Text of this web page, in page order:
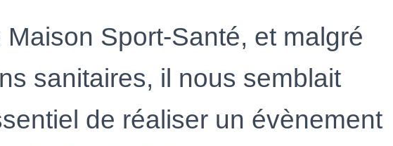
Maison Sport-Santé, et malgré
sanitaires, il nous semblait
de réaliser un évènement